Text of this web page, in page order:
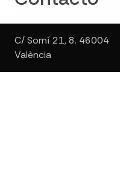
C/ Sorní 21, 8. 46004
València